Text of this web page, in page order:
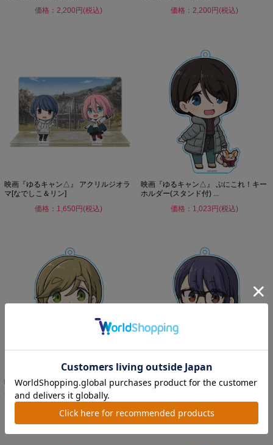
価格：2,200円(税込)
価格：2,200円(税込)
映画『ゆるキャン△』 アクリルジオラ
マ[なでしこ＆リン]
価格：1,650円(税込)
映画『ゆるキャン△』 ぷにこれ！キー
ホルダー(スタンド付) ...
価格：1,023円(税込)
映画『ゆるキャン△』 ぷにこれ！キー
ホルダー(スタンド付) ...
映画『ゆるキャン△』 ぷにこれ！キー